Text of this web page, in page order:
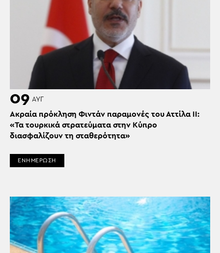
09 ΑΥΓ
Ακραία πρόκληση Φιντάν παραμονές του Αττίλα ΙΙ:
«Τα τουρκικά στρατεύματα στην Κύπρο
διασφαλίζουν τη σταθερότητα»
ΕΝΗΜΕΡΩΣΗ